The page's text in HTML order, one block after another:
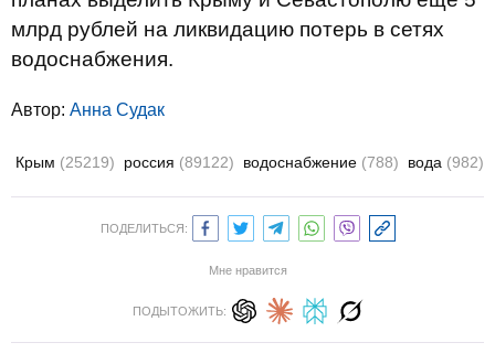
млрд рублей на ликвидацию потерь в сетях
водоснабжения.
Автор: Анна Судак
Крым (25219) россия (89122) водоснабжение (788) вода (982)
ПОДЕЛИТЬСЯ:
Мне нравится
ПОДЫТОЖИТЬ: